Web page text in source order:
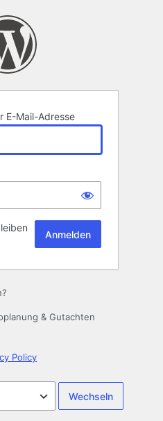
E-Mail-Adresse
& Gutachten
Policy